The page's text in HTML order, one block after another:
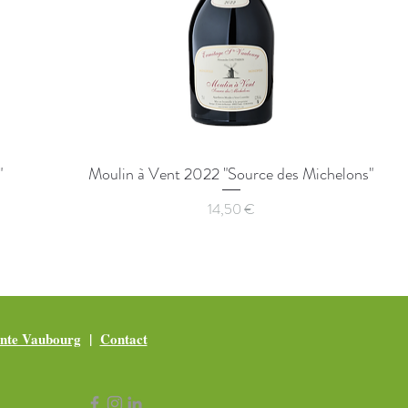
Moulin à Vent 2022 "Source des Michelons"
Prix
14,50 €
Vaubourg| Contact